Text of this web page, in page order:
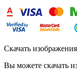
Скачать изображения
Вы можете скачать